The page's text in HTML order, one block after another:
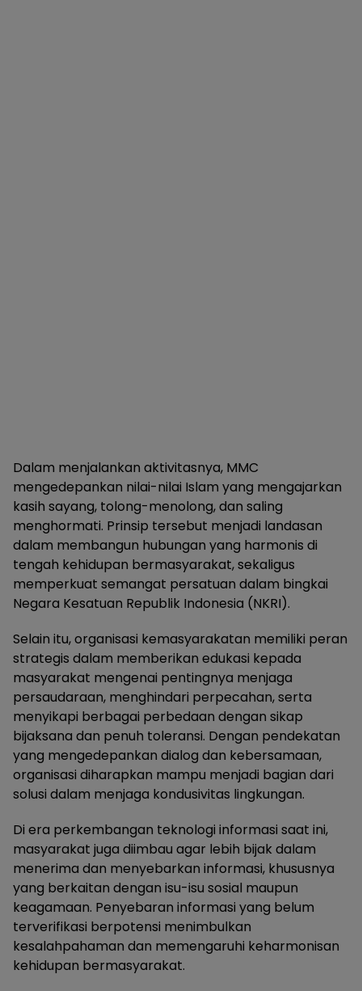
Dalam menjalankan aktivitasnya, MMC
mengedepankan nilai-nilai Islam yang mengajarkan
kasih sayang, tolong-menolong, dan saling
menghormati. Prinsip tersebut menjadi landasan
dalam membangun hubungan yang harmonis di
tengah kehidupan bermasyarakat, sekaligus
memperkuat semangat persatuan dalam bingkai
Negara Kesatuan Republik Indonesia (NKRI).
Selain itu, organisasi kemasyarakatan memiliki peran
strategis dalam memberikan edukasi kepada
masyarakat mengenai pentingnya menjaga
persaudaraan, menghindari perpecahan, serta
menyikapi berbagai perbedaan dengan sikap
bijaksana dan penuh toleransi. Dengan pendekatan
yang mengedepankan dialog dan kebersamaan,
organisasi diharapkan mampu menjadi bagian dari
solusi dalam menjaga kondusivitas lingkungan.
Di era perkembangan teknologi informasi saat ini,
masyarakat juga diimbau agar lebih bijak dalam
menerima dan menyebarkan informasi, khususnya
yang berkaitan dengan isu-isu sosial maupun
keagamaan. Penyebaran informasi yang belum
terverifikasi berpotensi menimbulkan
kesalahpahaman dan memengaruhi keharmonisan
kehidupan bermasyarakat.